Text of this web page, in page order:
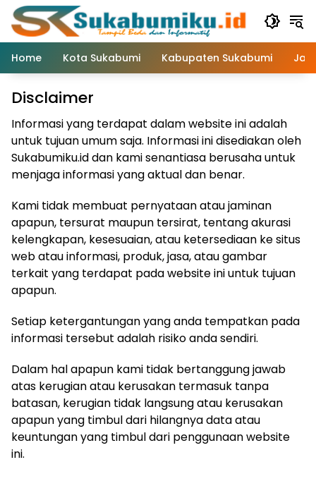
Langsung
konten
Home
Kota Sukabumi Kabupaten Sukabumi
Disclaimer
Informasi yang terdapat dalam website ini adalah
untuk tujuan umum saja. Informasi ini disediakan oleh
Sukabumiku.id dan kami senantiasa berusaha untuk
menjaga informasi yang aktual dan benar.
Kami tidak membuat pernyataan atau jaminan
apapun, tersurat maupun tersirat, tentang akurasi
kelengkapan, kesesuaian, atau ketersediaan ke situs
web atau informasi, produk, jasa, atau gambar
terkait yang terdapat pada website ini untuk tujuan
apapun.
Setiap ketergantungan yang anda tempatkan pada
informasi tersebut adalah risiko anda sendiri.
Dalam hal apapun kami tidak bertanggung jawab
atas kerugian atau kerusakan termasuk tanpa
batasan, kerugian tidak langsung atau kerusakan
apapun yang timbul dari hilangnya data atau
keuntungan yang timbul dari penggunaan website
ini.